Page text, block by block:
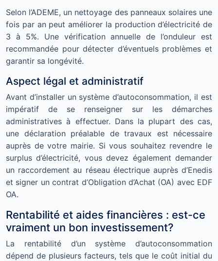
Selon l’ADEME, un nettoyage des panneaux solaires une
fois par an peut améliorer la production d’électricité de
3 à 5%. Une vérification annuelle de l’onduleur est
recommandée pour détecter d’éventuels problèmes et
garantir sa longévité.
Aspect légal et administratif
Avant d’installer un système d’autoconsommation, il est
impératif de se renseigner sur les démarches
administratives à effectuer. Dans la plupart des cas,
une déclaration préalable de travaux est nécessaire
auprès de votre mairie. Si vous souhaitez revendre le
surplus d’électricité, vous devez également demander
un raccordement au réseau électrique auprès d’Enedis
et signer un contrat d’Obligation d’Achat (OA) avec EDF
OA.
Rentabilité et aides financières : est-ce
vraiment un bon investissement?
La rentabilité d’un système d’autoconsommation
dépend de plusieurs facteurs, tels que le coût initial du